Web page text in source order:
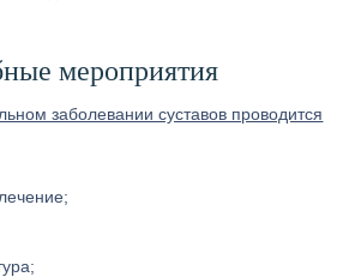
мероприятия
заболевании суставов проводится